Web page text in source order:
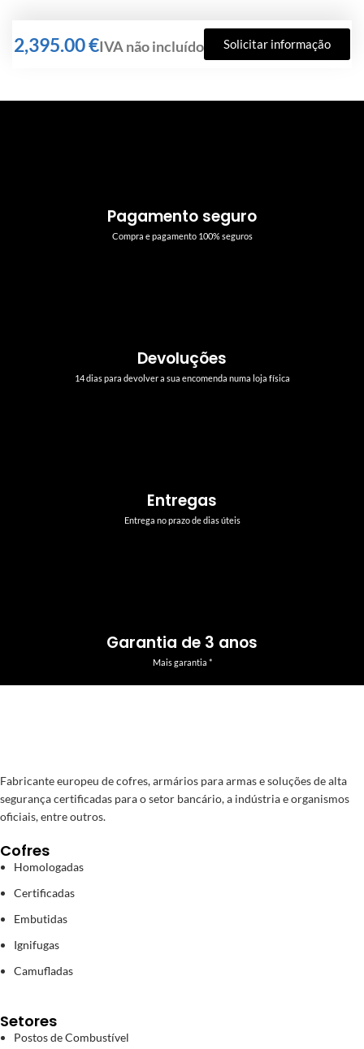
€ Solicitar informação
Pagamento seguro
Compra e pagamento 100% seguros
Devoluções
14 dias para devolver a sua encomenda numa loja física
Entregas
Entrega no prazo de dias úteis
Garantia de 3 anos
Mais garantia *
Fabricante europeu de cofres, armários para armas e soluções de alta
segurança certificadas para o setor bancário, a indústria e organismos
oficiais, entre outros.
Cofres
Homologadas
Certificadas
Embutidas
Ignifugas
Camufladas
Setores
Postos de Combustível